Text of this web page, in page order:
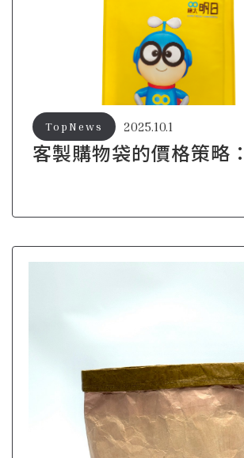
客製購物袋的價格策略
2025.10.1
TopNews